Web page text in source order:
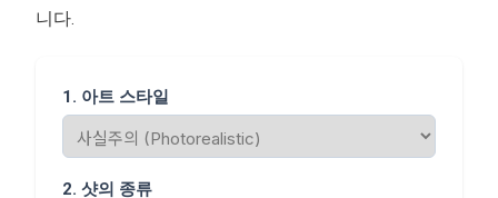
니다.
1. 아트 스타일
2. 샷의 종류